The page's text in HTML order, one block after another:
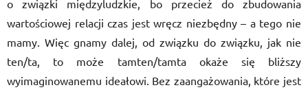
o związki międzyludzkie, bo przecież do zbudowania
wartościowej relacji czas jest wręcz niezbędny – a tego nie
mamy. Więc gnamy dalej, od związku do związku, jak nie
ten/ta, to może tamten/tamta okaże się bliższy
wyimaginowanemu ideałowi. Bez zaangażowania, które jest